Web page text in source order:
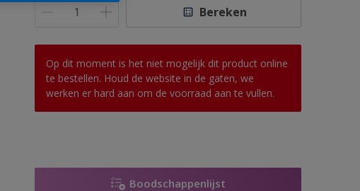
Bereken
Op dit moment is het niet mogelijk dit product online
te bestellen. Houd de website in de gaten, we
werken er hard aan om de voorraad aan te vullen.
Boodschappenlijst